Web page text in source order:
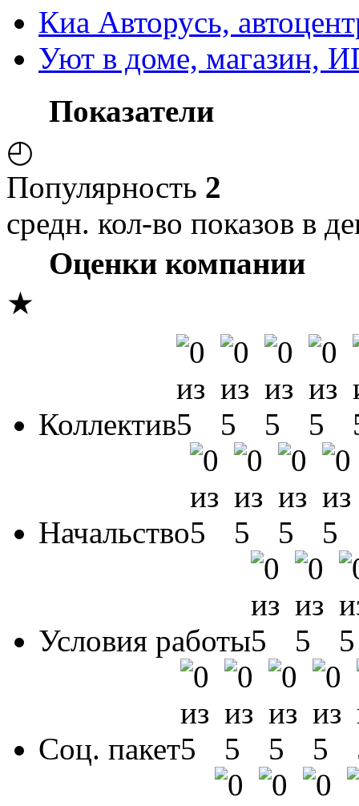
Киа Авторусь,
Уют в доме, магазин,
Показатели
◴
Популярность 2
средн. кол-во показов в
Оценки компании
★
Коллектив
Начальство
Условия работы
Соц. пакет